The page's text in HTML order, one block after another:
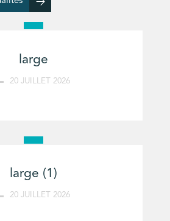
large
20 JUILLET 2026
large (1)
20 JUILLET 2026